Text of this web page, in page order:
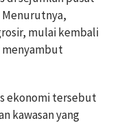
Menurutnya,
mulai kembali
menyambut
ekonomi tersebut
kawasan yang